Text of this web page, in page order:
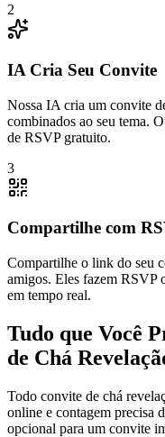
2
IA Cria Seu Convite
Nossa IA cria um convite
combinados ao seu tema.
de RSVP gratuito.
3
Compartilhe com
Compartilhe o link do seu
amigos. Eles fazem RSVP
em tempo real.
Tudo que Você
de Chá
Todo convite de chá
online e contagem precisa
opcional para um convite